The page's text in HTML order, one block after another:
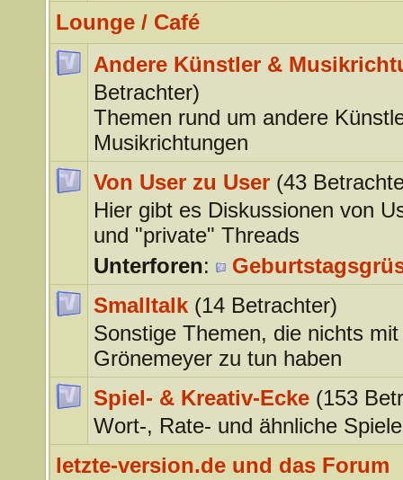
Lounge / Café
Andere Künstler &
Betrachter)
Themen rund um andere
Musikrichtungen
Von User zu User (43
Hier gibt es Diskussionen von
und "private" Threads
Unterforen:
Smalltalk (14 Betrachter)
Sonstige Themen, die nichts mit
Grönemeyer zu tun haben
Spiel- & Kreativ-Ecke (153
Wort-, Rate- und ähnliche Spiele
letzte-version.de und das Forum